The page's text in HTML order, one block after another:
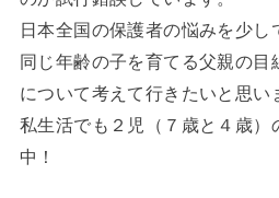
日本全国の保護者の悩みを少し
同じ年齢の子を育てる父親の目
について考えて行きたいと思い
私生活でも２児（７歳と４歳）
中！